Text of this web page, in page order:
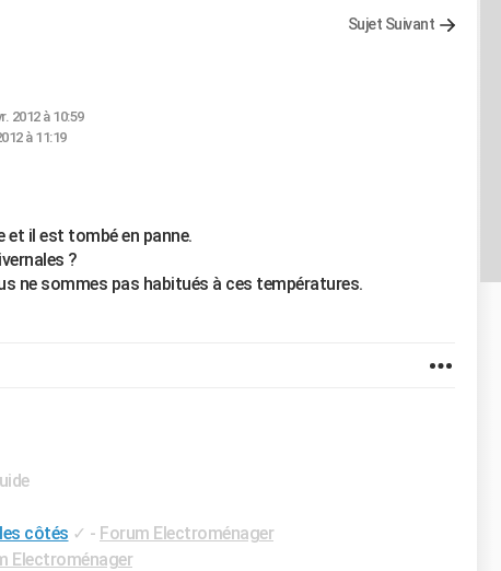
Sujet Suivant
2012 à 10:59
à 11:19
il est tombé en panne.
?
ne sommes pas habitués à ces températures.
côtés ✓ - Forum Electroménager
Electroménager